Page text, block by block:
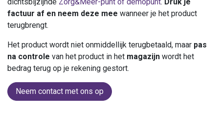
factuur af en neem deze mee wanneer je het product
terugbrengt.
Het product wordt niet onmiddellijk terugbetaald, maar pas
na controle van het product in het magazijn wordt het
bedrag terug op je rekening gestort.
Neem contact met ons op